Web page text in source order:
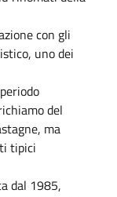
con gli
uno dei
del
ma
tipici
dal 1985,